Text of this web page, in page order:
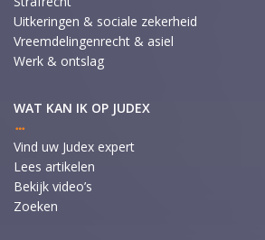
Uitkeringen & sociale zekerheid
Vreemdelingenrecht & asiel
Werk & ontslag
WAT KAN IK OP JUDEX
Vind uw Judex expert
Lees artikelen
Bekijk video’s
Zoeken